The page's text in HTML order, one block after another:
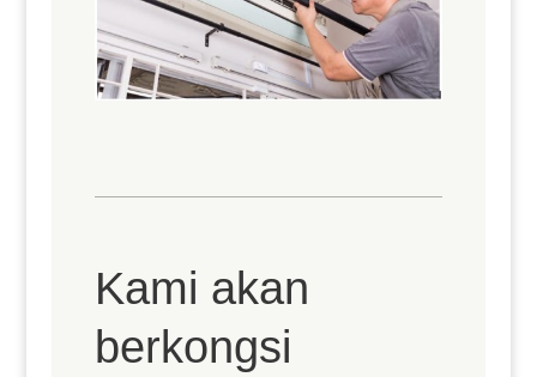
Kami akan
berkongsi